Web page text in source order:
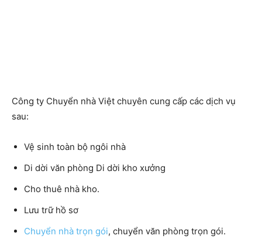
Công ty Chuyển nhà Việt chuyên cung cấp các dịch vụ
sau:
Vệ sinh toàn bộ ngôi nhà
Di dời văn phòng Di dời kho xưởng
Cho thuê nhà kho.
Lưu trữ hồ sơ
Chuyển nhà trọn gói, chuyển văn phòng trọn gói.